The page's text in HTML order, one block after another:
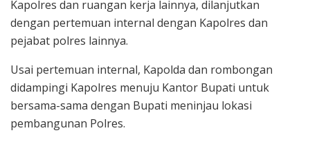
Kapolres dan ruangan kerja lainnya, dilanjutkan
dengan pertemuan internal dengan Kapolres dan
pejabat polres lainnya.
Usai pertemuan internal, Kapolda dan rombongan
didampingi Kapolres menuju Kantor Bupati untuk
bersama-sama dengan Bupati meninjau lokasi
pembangunan Polres.